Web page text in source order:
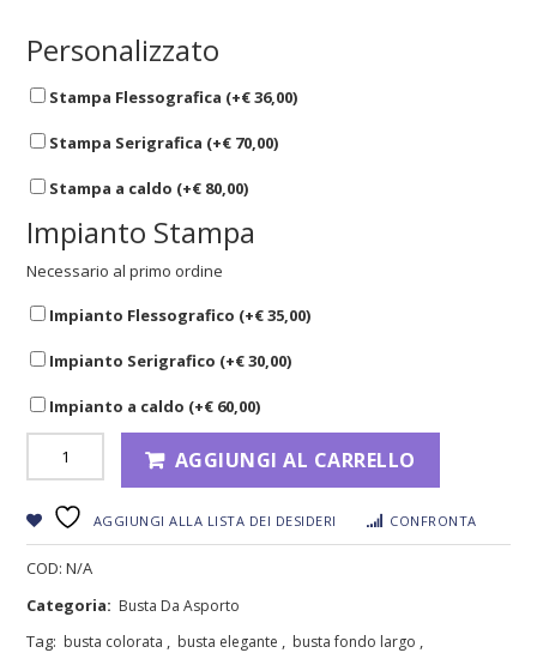
Personalizzato
Stampa Flessografica (+€36,00)
Stampa Serigrafica (+€ 70,00)
Stampa a caldo (+€ 80,00)
Impianto Stampa
Necessario al primo ordine
Impianto Flessografico (+€35,00)
Impianto Serigrafico (+€30,00)
Impianto a caldo (+€ 60,00)
AGGIUNGI AL CARRELLO
AGGIUNGI ALLA LISTA DEI DESIDERI CONFRONTA
COD: N/A
Categoria: Busta Da Asporto
Tag: busta colorata , busta elegante , busta fondo largo ,